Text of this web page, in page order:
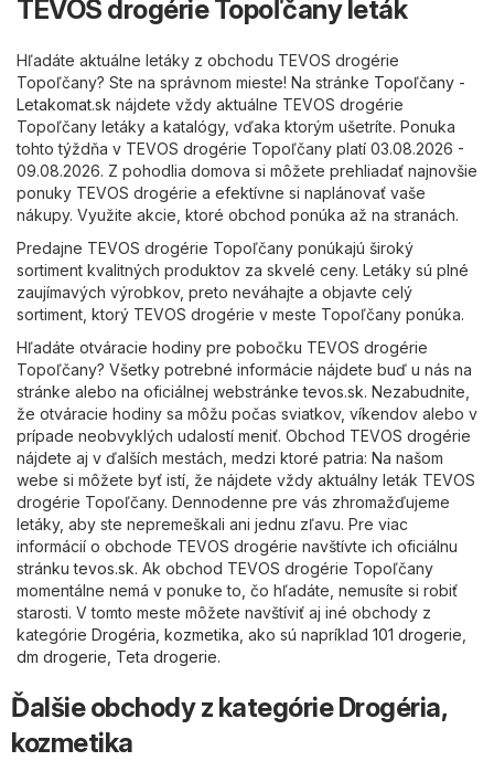
TEVOS drogérie Topoľčany leták
Hľadáte aktuálne letáky z obchodu TEVOS drogérie
Topoľčany? Ste na správnom mieste! Na stránke Topoľčany -
Letakomat.sk nájdete vždy aktuálne TEVOS drogérie
Topoľčany letáky a katalógy, vďaka ktorým ušetríte. Ponuka
tohto týždňa v TEVOS drogérie Topoľčany platí 03.08.2026 -
09.08.2026. Z pohodlia domova si môžete prehliadať najnovšie
ponuky TEVOS drogérie a efektívne si naplánovať vaše
nákupy. Využite akcie, ktoré obchod ponúka až na stranách.
Predajne TEVOS drogérie Topoľčany ponúkajú široký
sortiment kvalitných produktov za skvelé ceny. Letáky sú plné
zaujímavých výrobkov, preto neváhajte a objavte celý
sortiment, ktorý TEVOS drogérie v meste Topoľčany ponúka.
Hľadáte otváracie hodiny pre pobočku TEVOS drogérie
Topoľčany? Všetky potrebné informácie nájdete buď u nás na
stránke alebo na oficiálnej webstránketevos.sk. Nezabudnite,
že otváracie hodiny sa môžu počas sviatkov, víkendov alebo v
prípade neobvyklých udalostí meniť. Obchod TEVOS drogérie
nájdete aj v ďalších mestách, medzi ktoré patria: Na našom
webe si môžete byť istí, že nájdete vždy aktuálny leták TEVOS
drogérie Topoľčany. Dennodenne pre vás zhromažďujeme
letáky, aby ste nepremeškali ani jednu zľavu. Pre viac
informácií o obchode TEVOS drogérie navštívte ich oficiálnu
stránkutevos.sk. Ak obchod TEVOS drogérie Topoľčany
momentálne nemá v ponuke to, čo hľadáte, nemusíte si robiť
starosti. V tomto meste môžete navštíviť aj iné obchody z
kategórie Drogéria, kozmetika , ako sú napríklad 101 drogerie
dm drogerie Teta drogerie.
Ďalšie obchody z kategórie Drogéria,
kozmetika